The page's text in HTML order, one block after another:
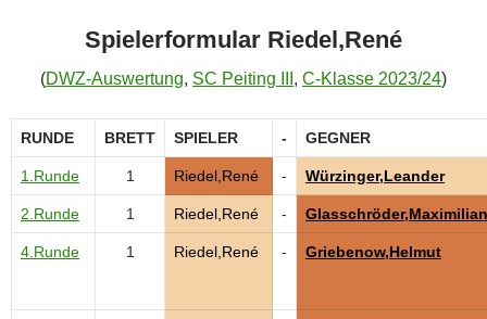
Spielerformular Riedel,René
(DWZ-Auswertung, SC Peiting III , C-Klasse 2023/24)
RUNDE BRETT SPIELER - GEGNER
1.Runde 1 Riedel,René - Würzinger,Leander
2.Runde 1 Riedel,René - Glasschröder,Maximilian
4.Runde 1 Riedel,René - Griebenow,Helmut